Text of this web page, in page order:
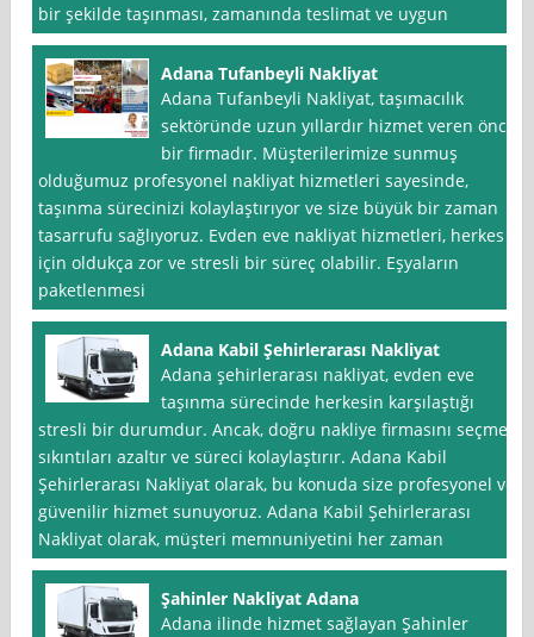
bir şekilde taşınması, zamanında teslimat ve uygun
Adana Tufanbeyli Nakliyat
Adana Tufanbeyli Nakliyat, taşımacılık
sektöründe uzun yıllardır hizmet veren öncü
bir firmadır. Müşterilerimize sunmuş
olduğumuz profesyonel nakliyat hizmetleri sayesinde,
taşınma sürecinizi kolaylaştırıyor ve size büyük bir zaman
tasarrufu sağlıyoruz. Evden eve nakliyat hizmetleri, herkes
için oldukça zor ve stresli bir süreç olabilir. Eşyaların
paketlenmesi
Adana Kabil Şehirlerarası Nakliyat
Adana şehirlerarası nakliyat, evden eve
taşınma sürecinde herkesin karşılaştığı
stresli bir durumdur. Ancak, doğru nakliye firmasını seçmek
sıkıntıları azaltır ve süreci kolaylaştırır. Adana Kabil
Şehirlerarası Nakliyat olarak, bu konuda size profesyonel ve
güvenilir hizmet sunuyoruz. Adana Kabil Şehirlerarası
Nakliyat olarak, müşteri memnuniyetini her zaman
Şahinler Nakliyat Adana
Adana ilinde hizmet sağlayan Şahinler